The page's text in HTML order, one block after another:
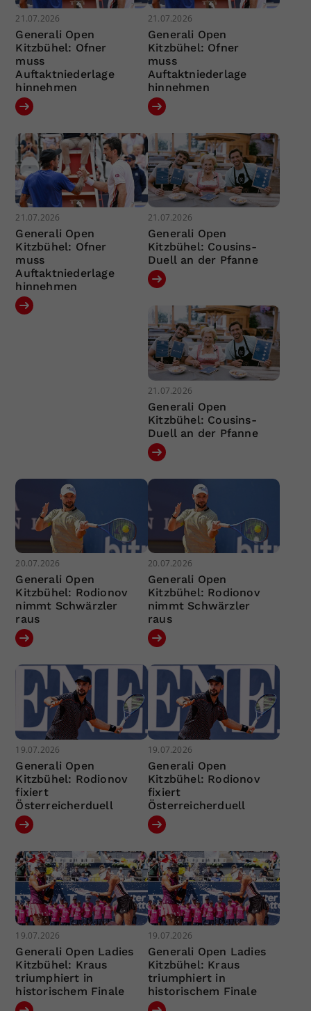
21.07.2026
Generali Open
Kitzbühel: Ofner
muss
Auftaktniederlage
hinnehmen
21.07.2026
Generali Open
Kitzbühel: Ofner
muss
Auftaktniederlage
hinnehmen
21.07.2026
Generali Open
Kitzbühel: Ofner
muss
Auftaktniederlage
hinnehmen
21.07.2026
Generali Open
Kitzbühel: Cousins-
Duell an der Pfanne
21.07.2026
Generali Open
Kitzbühel: Cousins-
Duell an der Pfanne
20.07.2026
Generali Open
Kitzbühel: Rodionov
nimmt Schwärzler
raus
20.07.2026
Generali Open
Kitzbühel: Rodionov
nimmt Schwärzler
raus
19.07.2026
Generali Open
Kitzbühel: Rodionov
fixiert
Österreicherduell
19.07.2026
Generali Open
Kitzbühel: Rodionov
fixiert
Österreicherduell
19.07.2026
Generali Open Ladies
Kitzbühel: Kraus
triumphiert in
historischem Finale
19.07.2026
Generali Open Ladies
Kitzbühel: Kraus
triumphiert in
historischem Finale